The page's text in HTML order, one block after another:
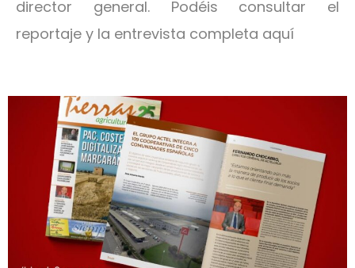
director general. Podéis consultar el
reportaje y la entrevista completa aquí